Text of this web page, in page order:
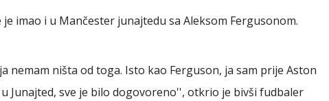
imao i u Mančester junajtedu sa Aleksom Fergusonom.
nemam ništa od toga. Isto kao Ferguson, ja sam prije Aston
Junajted, sve je bilo dogovoreno'', otkrio je bivši fudbaler